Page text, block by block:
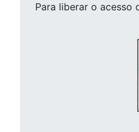
Para liberar o acesso